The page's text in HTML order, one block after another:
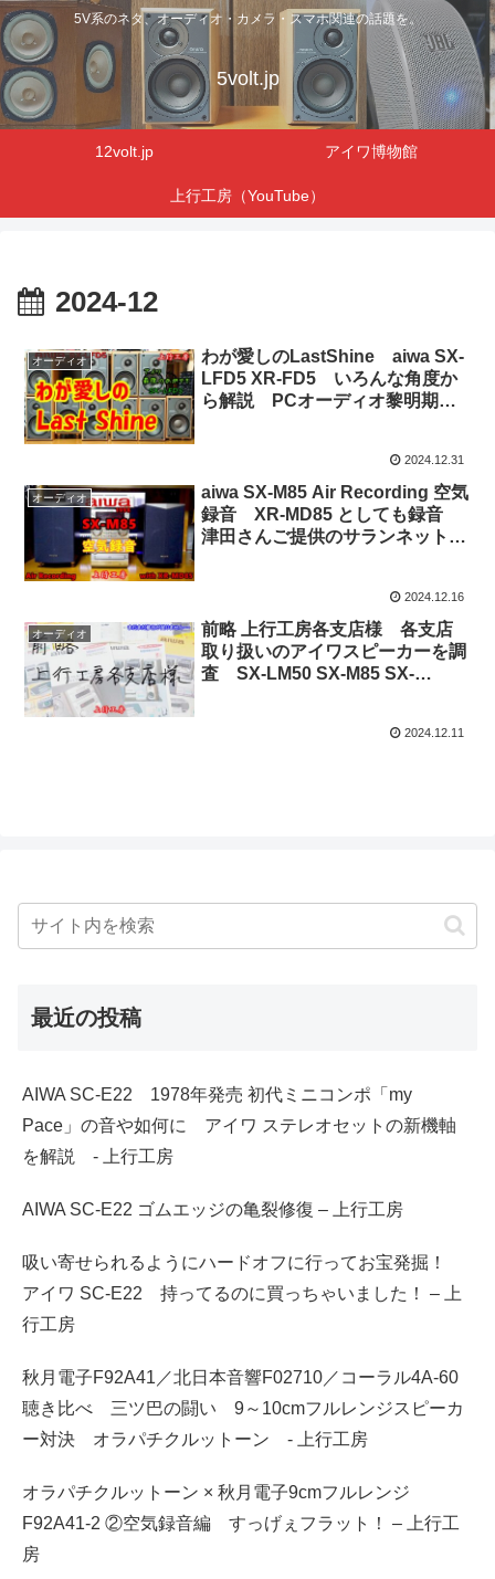
5V系のネタ、オーディオ・カメラ・スマホ関連の話題を。
5volt.jp
12volt.jp アイワ博物館
上行工房（YouTube）
2024-12
オーディオ
わが愛しのLastShine aiwa SX-
LFD5 XR-FD5 いろんな角度か
ら解説 PCオーディオ黎明期
2024.12.31
オーディオ
aiwa SX-M85 Air Recording 空気
録音 XR-MD85 としても録音
津田さんご提供のサランネット
2024.12.16
オーディオ
前略 上行工房各支店様 各支店
取り扱いのアイワスピーカーを調
査 SX-LM50 SX-M85 SX-
2024.12.11
最近の投稿
AIWA SC-E22 1978年発売 初代ミニコンポ「my
Pace」の音や如何に アイワ ステレオセットの新機軸
を解説 - 上行工房
AIWA SC-E22 ゴムエッジの亀裂修復 – 上行工房
吸い寄せられるようにハードオフに行ってお宝発掘！
アイワ SC-E22 持ってるのに買っちゃいました！ – 上
行工房
秋月電子F92A41／北日本音響F02710／コーラル4A-60
聴き比べ 三ツ巴の闘い 9～10cmフルレンジスピーカ
ー対決 オラパチクルットーン - 上行工房
オラパチクルットーン × 秋月電子9cmフルレンジ
F92A41-2 ②空気録音編 すっげぇフラット！ – 上行工
房